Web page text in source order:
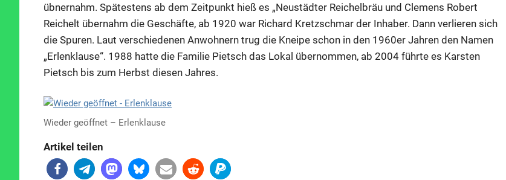
übnernahm. Spätestens ab dem Zeitpunkt hieß es „Neustädter Reichelbräu und Clemens Robert
Reichelt übernahm die Geschäfte, ab 1920 war Richard Kretzschmar der Inhaber. Dann verlieren sich
die Spuren. Laut verschiedenen Anwohnern trug die Kneipe schon in den 1960er Jahren den Namen
„Erlenklause“. 1988 hatte die Familie Pietsch das Lokal übernommen, ab 2004 führte es Karsten
Pietsch bis zum Herbst diesen Jahres.
Wieder geöffnet – Erlenklause
Artikel teilen